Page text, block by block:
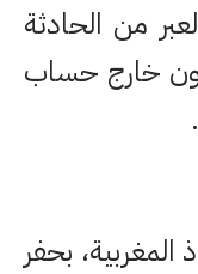
من الحادثة
خارج حساب
المغربية، بحفر